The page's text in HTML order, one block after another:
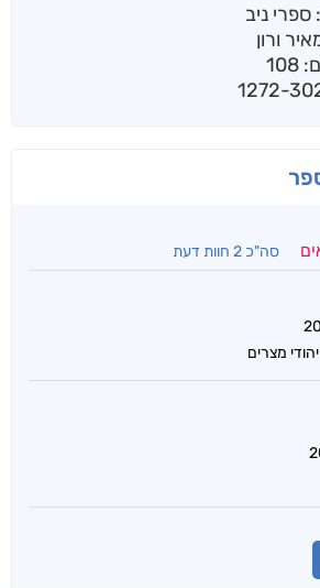
ניב
ורון
סה"כ 2 חוות דעת
מצרים